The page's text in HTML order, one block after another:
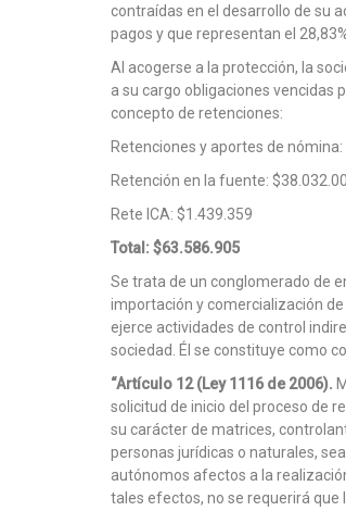
contraídas en el desarrollo de su
pagos y que representan el
Al acogerse a la protección, la
a su cargo obligaciones vencidas
concepto de retenciones:
Retenciones y aportes de
Retención en la fuente:
Rete ICA: $1.439.359
Total: $63.586.905
Se trata de un conglomerado de
importación y comercialización
ejerce actividades de control
sociedad. Él se constituye como
“Artículo 12 (Ley 1116 de 2006).
solicitud de inicio del proceso de
su carácter de matrices,
personas jurídicas o naturales,
autónomos afectos a la
tales efectos, no se requerirá que